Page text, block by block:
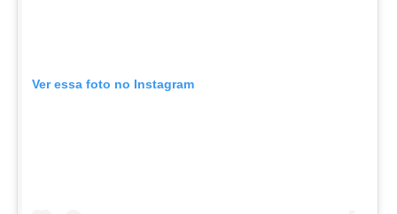
Ver essa foto no Instagram